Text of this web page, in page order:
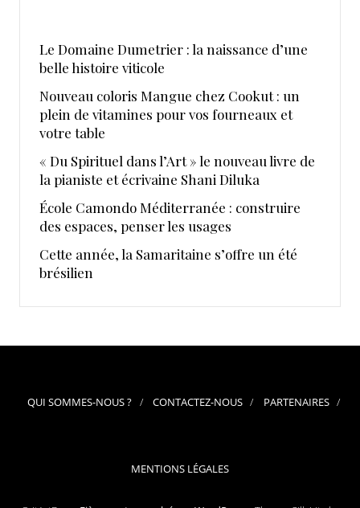
Le Domaine Dumetrier : la naissance d’une
belle histoire viticole
Nouveau coloris Mangue chez Cookut : un
plein de vitamines pour vos fourneaux et
votre table
« Du Spirituel dans l’Art » le nouveau livre de
la pianiste et écrivaine Shani Diluka
École Camondo Méditerranée : construire
des espaces, penser les usages
Cette année, la Samaritaine s’offre un été
brésilien
QUI SOMMES-NOUS ? CONTACTEZ-NOUS PARTENAIRES
MENTIONS LÉGALES